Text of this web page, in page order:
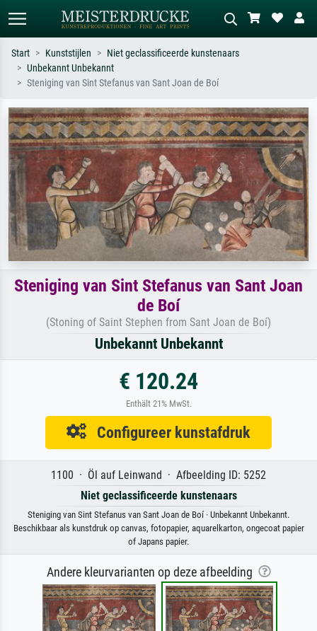
Standaard zoeken
Monet, Sterrennacht, impressionisme,
Hokusai-golf, naakt.
weide, abstract met veel rood, donker
olieverfschilderij, staand naakt naast
een boom.
Start Kunststijlen
Niet geclassificeerde kunstenaars
Unbekannt Unbekannt
Steniging van Sint Stefanus van Sant Joan de Boí
Steniging van Sint Stefanus van Sant Joan
de Boí
(Stoning of Saint Stephen from Sant Joan de Boí)
Unbekannt Unbekannt
€ 120.24
Enthält 21% MwSt.
Configureer kunstafdruk
1100 · Öl auf Leinwand · Afbeelding ID: 5252
Niet geclassificeerde kunstenaars
Steniging van Sint Stefanus van Sant Joan de Boí · Unbekannt Unbekannt.
Beschikbaar als kunstdruk op canvas, fotopapier, aquarelkarton, ongecoat papier
of Japans papier.
Andere kleurvarianten op deze afbeelding